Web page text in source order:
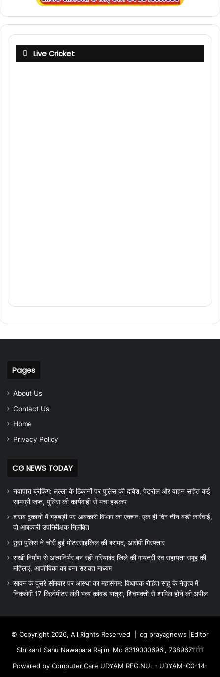
Live Cricket
Pages
About Us
Contact Us
Home
Privacy Policy
CG NEWS TODAY
नवापारा ब्रेकिंग: लल्ला के ठिकानों पर पुलिस की दबिश, पेट्रोल और वाहन सहित कई
सामग्री जप्त, पुलिस की कार्यवाही से मचा हड़कंप
शराब दुकानों में गड़बड़ी पर आबकारी विभाग का एक्शन: एक ही दिन तीन बड़ी कार्रवाई,
दो आबकारी उपनिरीक्षक निलंबित
छुरा पुलिस ने चोरी हुई मोटरसाइकिल की बरामद, आरोपी गिरफ्तार
राखी निर्माण से आत्मनिर्भर बन रहीं गरियाबंद जिले की गायत्री स्व सहायता समूह की
महिलाएं, आजीविका का बना सशक्त माध्यम
सावन के दूसरे सोमवार पर आस्था का महासंगम: विधायक रोहित साहू के नेतृत्व में
निकलेगी 17 किलोमीटर लंबी भव्य कांवड़ यात्रा, शिवभक्तों से शामिल होने की अपील
© Copyright 2026, All Rights Reserved | cg prayagnews |Editor
Shrikant Sahu Nawapara Rajim, Mo 8319000696 , 7389671111
Powered by Computer Care UDYAM REG.NU. - UDYAM-CG-14-